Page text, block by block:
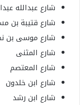
شارع عبدالله
شارع قتيبة بن
شارع موسى بن
شارع المثنى
شارع المعتصم
شارع ابن خلدون
شارع ابن رشد